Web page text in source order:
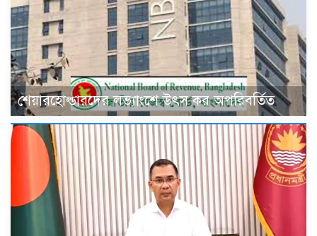
শেয়ারহোল্ডারদের লভ্যাংশে উৎস কর অপরিবর্তিত